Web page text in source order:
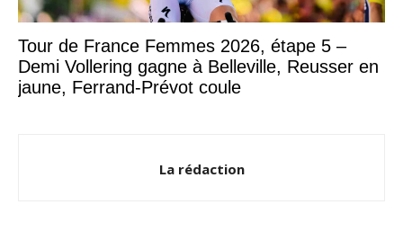
Tour de France Femmes 2026, étape 5 –
Demi Vollering gagne à Belleville, Reusser en
jaune, Ferrand-Prévot coule
La rédaction